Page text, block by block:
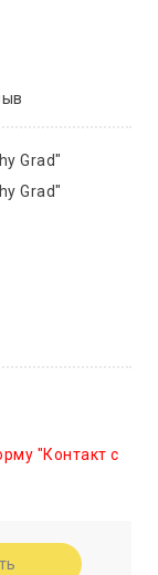
Grad"
Grad"
"Контакт с